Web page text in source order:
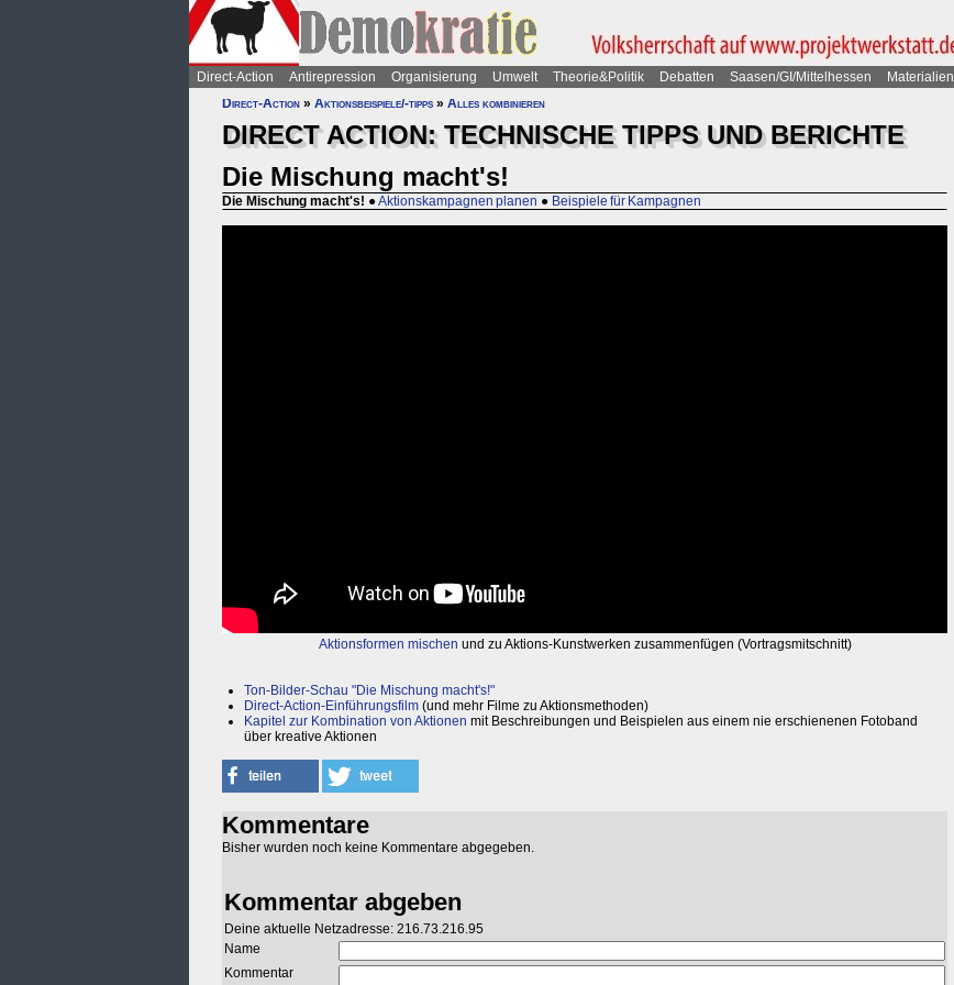
Direct-Action Antirepression Organisierung Umwelt Theorie&Politik Debatten Saasen/GI/Mittelhessen Materialien
Direct-Action » Aktionsbeispiele/-tipps » Alles kombinieren
DIRECT ACTION: TECHNISCHE TIPPS UND BERICHTE
Die Mischung macht's!
Die Mischung macht's! ●Aktionskampagnen planen ● Beispiele für Kampagnen
Aktionsformen mischen und zu Aktions-Kunstwerken zusammenfügen (Vortragsmitschnitt)
Ton-Bilder-Schau "Die Mischung macht's!"
Direct-Action-Einführungsfilm (und mehr Filme zu Aktionsmethoden)
Kapitel zur Kombination von Aktionen mit Beschreibungen und Beispielen aus einem nie erschienenen Fotoband
über kreative Aktionen
Kommentare
Bisher wurden noch keine Kommentare abgegeben.
Kommentar abgeben
Deine aktuelle Netzadresse: 216.73.216.95
Name
Kommentar